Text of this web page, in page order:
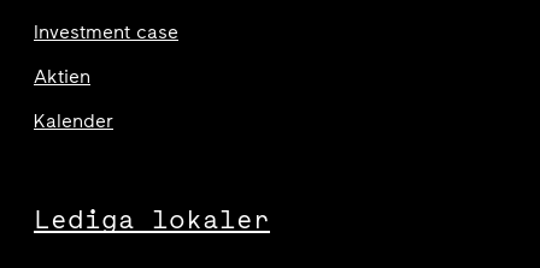
Investment case
Aktien
Kalender
Lediga lokaler